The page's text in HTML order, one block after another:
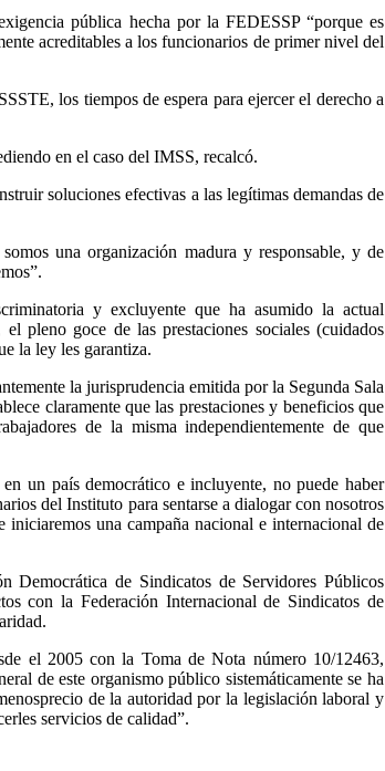
pública hecha por la FEDESSP “porque es
acreditables a los funcionarios de primer nivel del
los tiempos de espera para ejercer el derecho a
en el caso del IMSS, recalcó.
soluciones efectivas a las legítimas demandas de
una organización madura y responsable, y de
y excluyente que ha asumido la actual
pleno goce de las prestaciones sociales (cuidados
la ley les garantiza.
la jurisprudencia emitida por la Segunda Sala
claramente que las prestaciones y beneficios que
de la misma independientemente de que
un país democrático e incluyente, no puede haber
del Instituto para sentarse a dialogar con nosotros
una campaña nacional e internacional de
Democrática de Sindicatos de Servidores Públicos
con la Federación Internacional de Sindicatos de
el 2005 con la Toma de Nota número 10/12463,
de este organismo público sistemáticamente se ha
de la autoridad por la legislación laboral y
servicios de calidad”.